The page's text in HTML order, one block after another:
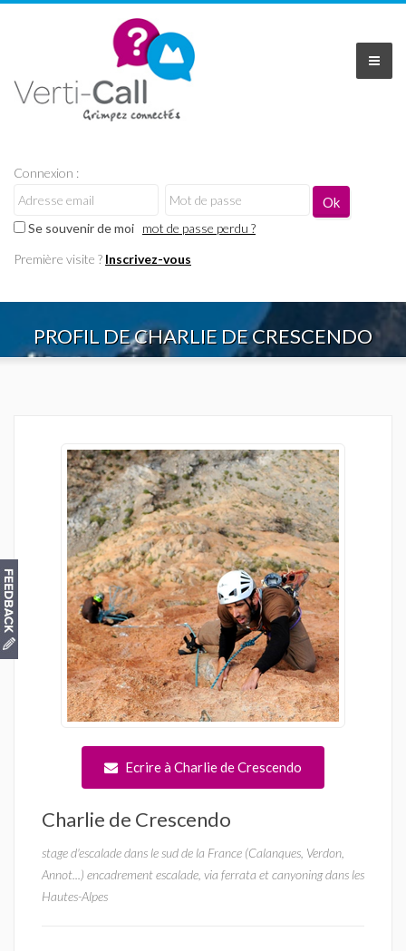
Connexion :
Se souvenir de moi mot de passe perdu ?
Première visite ? Inscrivez-vous
PROFIL DE CHARLIE DE CRESCENDO
Ecrire à Charlie de Crescendo
Charlie de Crescendo
stage d'escalade dans le sud de la France (Calanques, Verdon,
Annot...) encadrement escalade, via ferrata et canyoning dans les
Hautes-Alpes